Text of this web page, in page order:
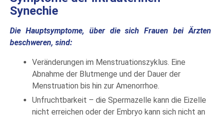
Synechie
Die Hauptsymptome, über die sich Frauen bei Ärzten
beschweren, sind:
Veränderungen im Menstruationszyklus. Eine
Abnahme der Blutmenge und der Dauer der
Menstruation bis hin zur Amenorrhoe.
Unfruchtbarkeit – die Spermazelle kann die Eizelle
nicht erreichen oder der Embryo kann sich nicht an